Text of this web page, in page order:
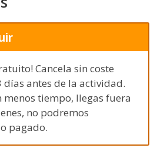
Cancela sin coste
días antes de la actividad.
menos tiempo, llegas fuera
no podremos
pagado.